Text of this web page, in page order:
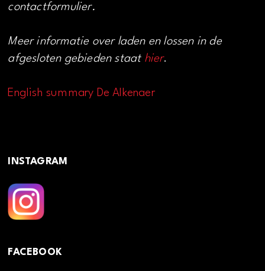
contactformulier.
Meer informatie over laden en lossen in de
afgesloten gebieden staat hier.
English summary De Alkenaer
INSTAGRAM
FACEBOOK